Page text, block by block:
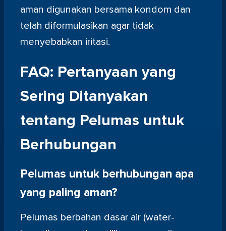
aman digunakan bersama kondom dan
telah diformulasikan agar tidak
menyebabkan iritasi.
FAQ: Pertanyaan yang
Sering Ditanyakan
tentang Pelumas untuk
Berhubungan
Pelumas untuk berhubungan apa
yang paling aman?
Pelumas berbahan dasar air (water-